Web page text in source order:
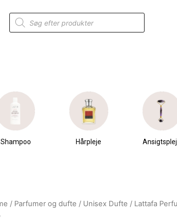
Products
search
Shampoo Hårpleje
/ Parfumer og dufte / Unisex Dufte / Lattafa
Original
Current